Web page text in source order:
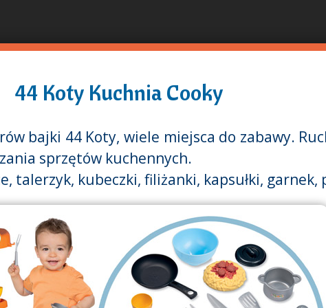
treści
44 Koty Kuchnia Cooky
bajki 44 Koty, wiele miejsca do zabawy.
sprzętów kuchennych.
talerzyk, kubeczki, filiżanki, kapsułki, garnek,